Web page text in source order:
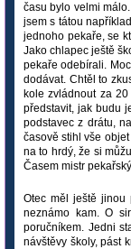
času bylo velmi
jsem s tátou
jednoho pekaře, se
Jako chlapec ještě
pekaře odebírali.
dodávat. Chtěl to
kole zvládnout za
představit, jak budu
podstavec z drátu,
časově stihl vše
na to hrdý, že si
Časem mistr
Otec měl ještě jinou
neznámo kam. O
poručníkem. Jedni
návštěvy školy, pást